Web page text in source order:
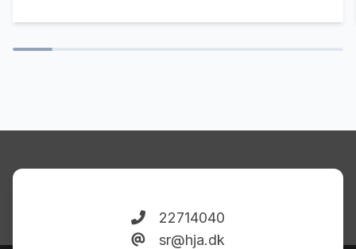
Kørecomputer
22714040
sr@hja.dk